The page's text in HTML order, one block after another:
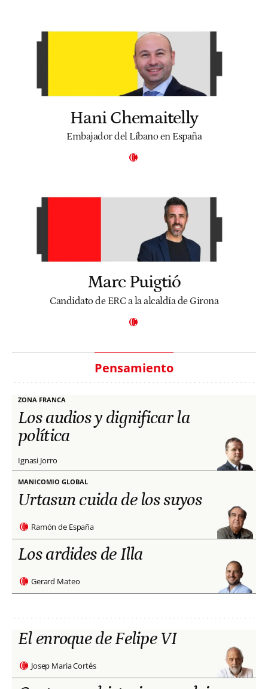
Hani Chemaitelly
Embajador del Líbano en España
Marc Puigtió
Candidato de ERC a la alcaldía de Girona
Pensamiento
ZONA FRANCA
Los audios y dignificar la
política
Ignasi Jorro
MANICOMIO GLOBAL
Urtasun cuida de los suyos
Ramón de España
Los ardides de Illa
Gerard Mateo
El enroque de Felipe VI
Josep Maria Cortés